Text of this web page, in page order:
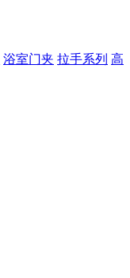
浴室门夹 拉手系列 高